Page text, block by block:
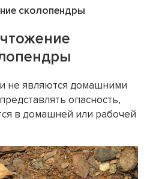
сколопендры
не являются домашними
опасность,
в домашней или рабочей